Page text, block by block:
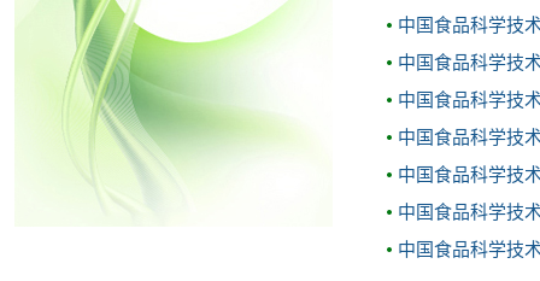
中国食品科学技
中国食品科学技
中国食品科学技
中国食品科学技
中国食品科学技
中国食品科学技
中国食品科学技